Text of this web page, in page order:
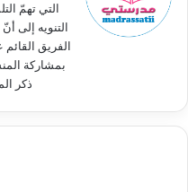
التي تهمّ
التنويه إلى
الفريق القائم
بمشاركة
ذكر